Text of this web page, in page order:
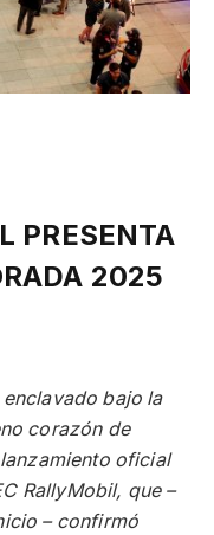
PRESENTA
2025
bajo la
corazón de
oficial
RallyMobil, que –
– confirmó